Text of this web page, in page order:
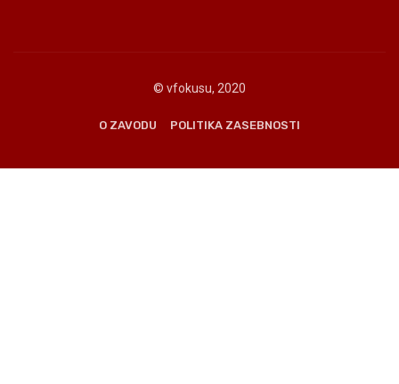
© vfokusu, 2020
O ZAVODU POLITIKA ZASEBNOSTI